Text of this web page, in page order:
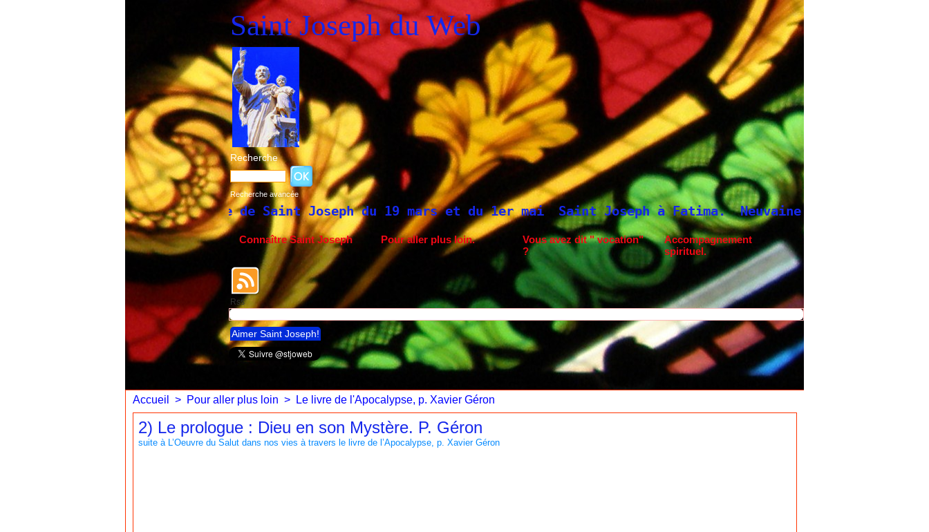
Saint Joseph du Web
Recherche
Recherche avancée
la fête de Saint Joseph du 19 mars et du 1er mai Saint Joseph à Fatima. Neuvaine à Saint Joseph
Connaître Saint Joseph Pour aller plus loin.
Vous avez dit " vocation"
?
Accompagnement
spirituel.
Rss
Aimer Saint Joseph!
Accueil > Pour aller plus loin > Le livre de l'Apocalypse, p. Xavier Géron
2) Le prologue : Dieu en son Mystère. P. Géron
suite à L’Oeuvre du Salut dans nos vies à travers le livre de l’Apocalypse, p. Xavier Géron